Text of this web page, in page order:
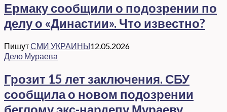
Ермаку сообщили о подозрении по
делу о «Династии». Что известно?
ПишутСМИ УКРАИНЫ12.05.2026
Дело Мураева
Грозит 15 лет заключения. СБУ
сообщила о новом подозрении